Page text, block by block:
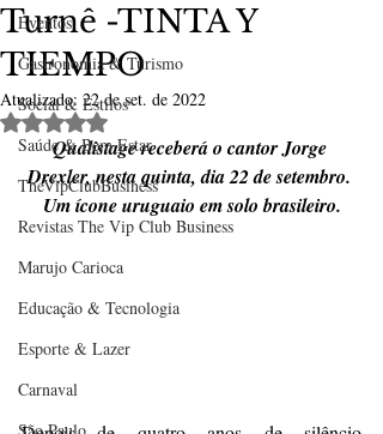
Eventos
Gastronomia & Turismo
Social & Estilos
Saúde & Bem Estar
TheVipClubBusiness
Revistas The Vip Club Business
Marujo Carioca
Educação & Tecnologia
Esporte & Lazer
Carnaval
São Paulo
Turnê -TINTA Y
TIEMPO
Atualizado: 22 de set. de 2022
Avaliado com NaN de 5 estrelas.
Qualistage receberá o cantor Jorge
Drexler, nesta quinta, dia 22 de setembro.
Um ícone uruguaio em solo brasileiro.